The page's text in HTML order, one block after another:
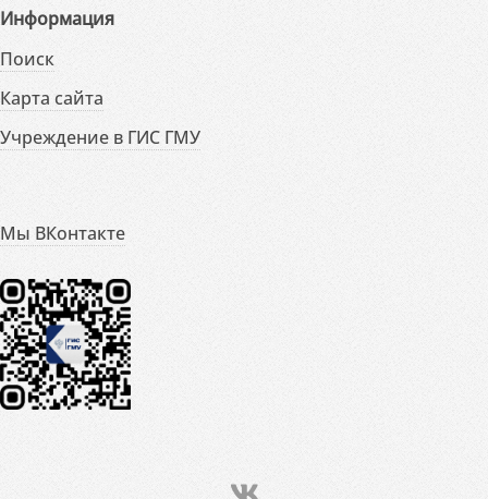
Информация
Поиск
Карта сайта
Учреждение в ГИС ГМУ
Мы ВКонтакте